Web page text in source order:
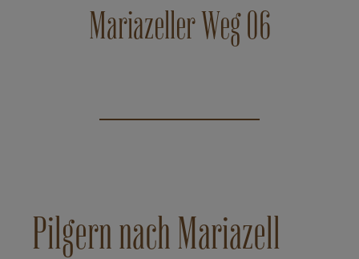
Mariazeller Weg 06
Pilgern nach Mariazell